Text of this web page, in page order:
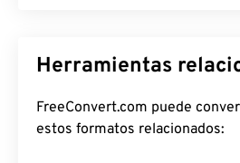
Herramientas
FreeConvert.com puede
estos formatos relacionados: